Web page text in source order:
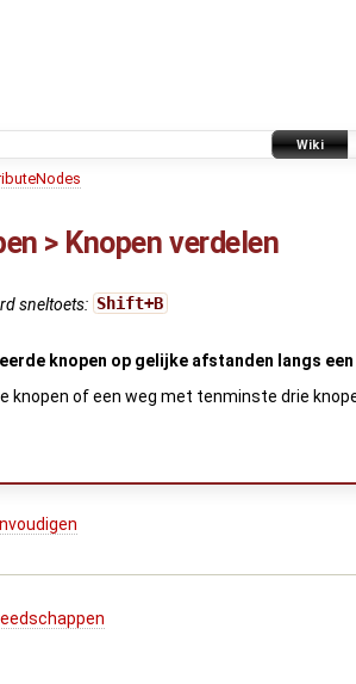
Wiki
> Knopen verdelen
sneltoets: Shift+B
knopen op gelijke afstanden langs
knopen of een weg met tenminste drie